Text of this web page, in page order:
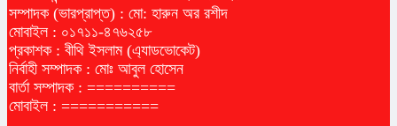
সম্পাদক (ভারপ্রাপ্ত) : মো: হারুন অর রশীদ
মোবাইল : ০১৭১১-৪৭৬২৫৮
প্রকাশক : বীথি ইসলাম (এ্যাডভোকেট)
নির্বাহী সম্পাদক : মোঃ আবুল হোসেন
বার্তা সম্পাদক : ==========
মোবাইল : ===========